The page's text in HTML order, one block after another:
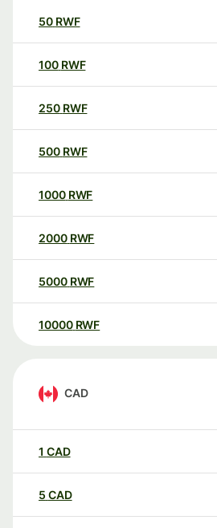
50 RWF
100 RWF
250 RWF
500 RWF
1000 RWF
2000 RWF
5000 RWF
10000 RWF
CAD
1 CAD
5 CAD